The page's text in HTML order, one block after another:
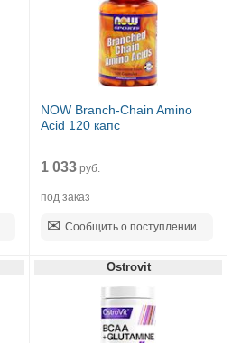
NOW Branch-Chain Amino
Acid 120 капс
1 033 руб.
под заказ
Сообщить о поступлении
Ostrovit